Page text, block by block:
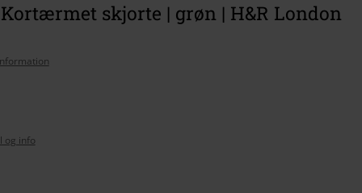
Kortærmet skjorte | grøn | H&R London
og info